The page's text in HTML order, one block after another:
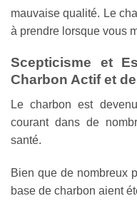
mauvaise qualité. Le
à prendre lorsque vous
Scepticisme et
Charbon Actif et
Le charbon est
courant dans de
santé.
Bien que de nombreux
base de charbon aient